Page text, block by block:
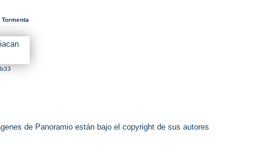
de Panoramio están bajo el copyright de sus autores